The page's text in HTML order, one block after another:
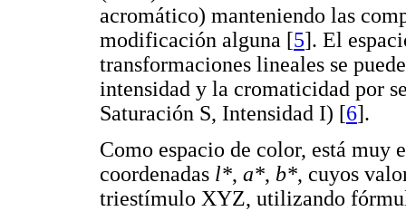
acromático) manteniendo las
modificación alguna [5]. El
transformaciones lineales se
intensidad y la cromaticidad por
Saturación S, Intensidad I) [6].
Como espacio de color, está
coordenadas l*, a*, b*, cuyos
triestímulo XYZ, utilizando